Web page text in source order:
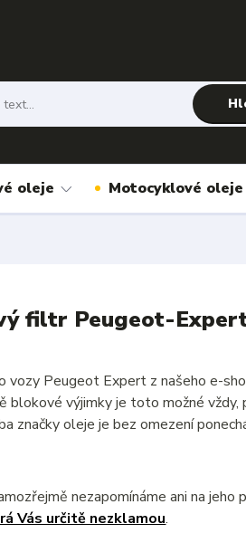
oleje Motocyklové oleje
filtr Peugeot-
Peugeot Expert z našeho e-
blokové výjimky je toto možné
značky oleje je bez omezení
nezapomínáme ani na
Vás určitě nezklamou.